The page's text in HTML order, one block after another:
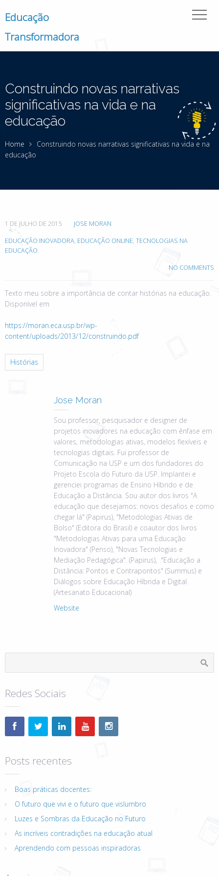
Educação
Transformadora
Construindo novas narrativas
significativas na vida e na
educação
Home
Construindo novas narrativas significativas na vida e na
educação
1 DE JULHO DE 2015 JOSE MORAN
EDUCAÇÃO INOVADORA, EDUCAÇÃO ONLINE, TECNOLOGIAS NA
EDUCAÇÃO
NO COMMENTS
Texto meu sobre a importância de contar histórias na educação.
Disponível em
https://moran.eca.usp.br/wp-
content/uploads/2013/12/construindo.pdf
Histórias
Jose Moran
Sou professor, pesquisador e designer de
projetos inovadores na educação com ênfase em
valores, metodologias ativas, modelos flexíveis e
tecnologias digitais. Fui professor de
Comunicação na USP e um dos fundadores do
Projeto Escola do Futuro da USP. Implantei e
gerenciei programas de Ensino Híbrido e de
Educação a Distância. Sou autor dos livros "A
educação que desejamos: novos desafios e como
chegar lá" (Papirus), "Metodologias Ativas de
Bolso" (Editora do Brasil) e coautor dos livros
"Metodologias Ativas para uma Educação
Inovadora" (Penso), "Novas Tecnologias e
Mediação Pedagógica". (Papirus), "Educação a
Distância: Pontos e Contrapontos" (Summus) e
Diálogos sobre Educação Híbrida e Digital
(Artesanato Educacional)
Website
Redes Sociais
Posts recentes
Boas práticas docentes:
O futuro que vivi e o futuro que vislumbro
Luzes e Sombras da Educação no Futuro
As incríveis contradições na educação atual
Aprendendo com pessoas inspiradoras